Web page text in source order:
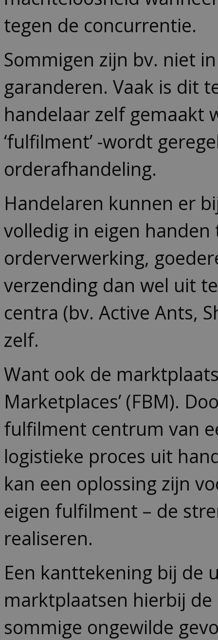
tegen de concurrentie.
Sommigen zijn bv. niet
garanderen. Vaak is dit
handelaar zelf gemaakt
‘fulfilment’ -wordt
orderafhandeling.
Handelaren kunnen er
volledig in eigen
orderverwerking,
verzending dan wel uit
centra (bv. Active Ants,
zelf.
Want ook de
Marketplaces’ (FBM).
fulfilment centrum van
logistieke proces uit
kan een oplossing zijn
eigen fulfilment – de
realiseren.
Een kanttekening bij de
marktplaatsen hierbij
sommige ongewilde